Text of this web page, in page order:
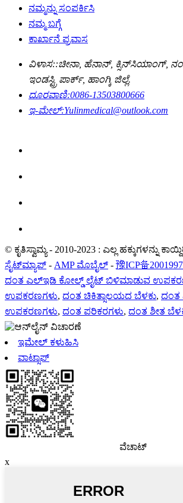
ನಮ್ಮನ್ನು ಸಂಪರ್ಕಿಸಿ
ನಮ್ಮ ಬಗ್ಗೆ
ಕಾರ್ಖಾನೆ ಪ್ರವಾಸ
ವಿಳಾಸ::ಚೀನಾ, ಹೆನಾನ್, ಕ್ಸಿನ್‌ಸಿಯಾಂಗ್,
ಇಂಡಸ್ಟ್ರಿ ಪಾರ್ಕ್, ಹಾಂಗ್ಕಿ ಜಿಲ್ಲೆ.
ದೂರವಾಣಿ:0086-13503800666
ಇ-ಮೇಲ್:Yulinmedical@outlook.com
© ಕೃತಿಸ್ವಾಮ್ಯ - 2010-2023 : ಎಲ್ಲ ಹಕ್ಕುಗಳನ್ನು
ಸೈಟ್‌ಮ್ಯಾಪ್ - AMP ಮೊಬೈಲ್ - 豫ICP备
ದಂತ ಎಲ್ಇಡಿ ಕೋಲ್ಡ್ ಲೈಟ್ ಬಿಳಿಮಾಡುವ
ಉಪಕರಣಗಳು, ದಂತ ಚಿಕಿತ್ಸಾಲಯದ ಬೆಳಕು,
ಉಪಕರಣಗಳು, ದಂತ ಪರಿಕರಗಳು, ದಂತ ಶೀತ
ಇಮೇಲ್ ಕಳುಹಿಸಿ
ವಾಟ್ಸಾಪ್
ವೆಚಾಟ್
x